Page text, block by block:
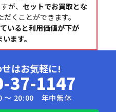
が、 セットでお買取とな
だくことができます。
いると利用価値が下が
ます。
はお気軽に!
37-1147
〜 20:00 年中無休